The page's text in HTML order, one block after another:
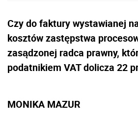
Czy do faktury wystawianej
kosztów zastępstwa
zasądzonej radca prawny,
podatnikiem VAT dolicza 22
MONIKA MAZUR